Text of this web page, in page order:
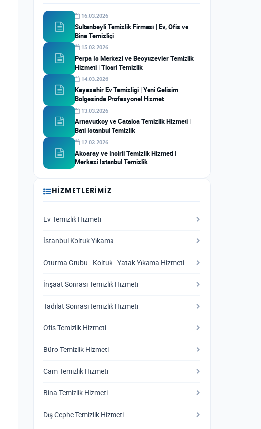
16.03.2026
Sultanbeyli Temizlik Firması | Ev, Ofis ve
Bina Temizligi
15.03.2026
Perpa Is Merkezi ve Besyuzevler Temizlik
Hizmeti | Ticari Temizlik
14.03.2026
Kayasehir Ev Temizligi | Yeni Gelisim
Bolgesinde Profesyonel Hizmet
13.03.2026
Arnavutkoy ve Catalca Temizlik Hizmeti |
Bati Istanbul Temizlik
12.03.2026
Aksaray ve Incirli Temizlik Hizmeti |
Merkezi Istanbul Temizlik
HIZMETLERIMIZ
Ev Temizlik Hizmeti
İstanbul Koltuk Yıkama
Oturma Grubu - Koltuk - Yatak Yıkama Hizmeti
İnşaat Sonrası Temizlik Hizmeti
Tadilat Sonrası temizlik Hizmeti
Ofis Temizlik Hizmeti
Büro Temizlik Hizmeti
Cam Temizlik Hizmeti
Bina Temizlik Hizmeti
Dış Cephe Temizlik Hizmeti